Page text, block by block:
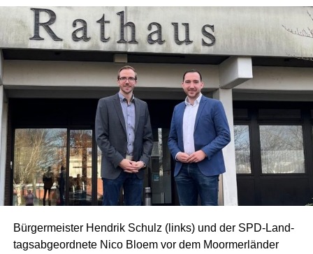
Bür­ger­meis­ter Hen­drik Schulz (links) und der SPD-Land­
tags­ab­ge­ord­ne­te Nico Blo­em vor dem Moorm­er­län­der